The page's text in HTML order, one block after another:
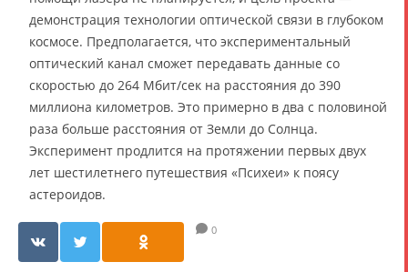
демонстрация технологии оптической связи в глубоком
космосе. Предполагается, что экспериментальный
оптический канал сможет передавать данные со
скоростью до 264 Мбит/сек на расстояния до 390
миллиона километров. Это примерно в два с половиной
раза больше расстояния от Земли до Солнца.
Эксперимент продлится на протяжении первых двух
лет шестилетнего путешествия «Психеи» к поясу
астероидов.
0